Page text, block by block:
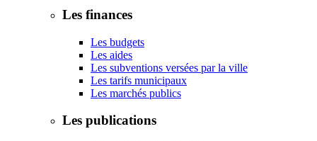
Les finances
Les budgets
Les aides
Les subventions versées par la ville
Les tarifs municipaux
Les marchés publics
Les publications